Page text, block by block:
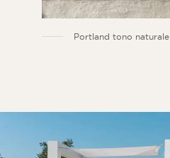
Portland tono naturale